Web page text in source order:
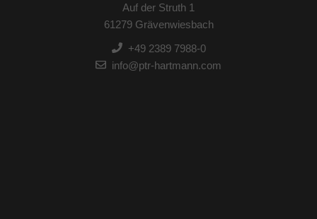
Auf der Struth 1
61279 Grävenwiesbach
+49 2389 7988-0
info@ptr-hartmann.com